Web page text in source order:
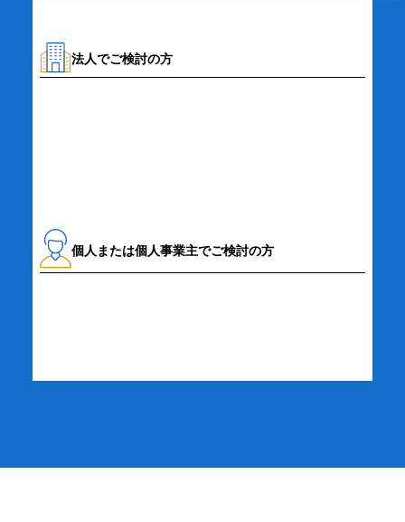
法人でご検討の方
個人または個人事業主でご検討の方